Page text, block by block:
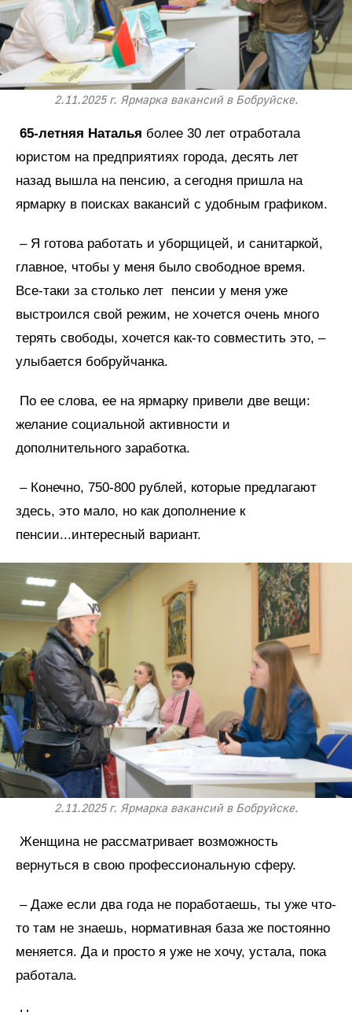
2.11.2025 г. Ярмарка вакансий в Бобруйске.
65-летняя Наталья более 30 лет отработала
юристом на предприятиях города, десять лет
назад вышла на пенсию, а сегодня пришла на
ярмарку в поисках вакансий с удобным графиком.
– Я готова работать и уборщицей, и санитаркой,
главное, чтобы у меня было свободное время.
Все-таки за столько лет пенсии у меня уже
выстроился свой режим, не хочется очень много
терять свободы, хочется как-то совместить это, –
улыбается бобруйчанка.
По ее слова, ее на ярмарку привели две вещи:
желание социальной активности и
дополнительного заработка.
– Конечно, 750-800 рублей, которые предлагают
здесь, это мало, но как дополнение к
пенсии...интересный вариант.
2.11.2025 г. Ярмарка вакансий в Бобруйске.
Женщина не рассматривает возможность
вернуться в свою профессиональную сферу.
– Даже если два года не поработаешь, ты уже что-
то там не знаешь, нормативная база же постоянно
меняется. Да и просто я уже не хочу, устала, пока
работала.